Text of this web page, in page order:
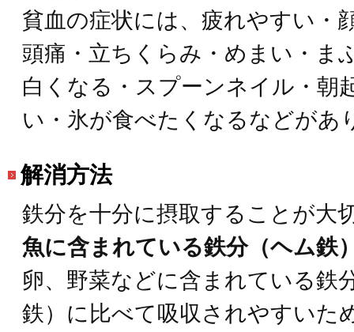
貧血の症状には、疲れやすい・
頭痛・立ちくらみ・めまい・ま
白くなる・スプーンネイル・朝
い・氷が食べたくなるなどがあ
解消方法
鉄分を十分に摂取することが大
魚に含まれている鉄分（ヘム鉄
卵、野菜などに含まれている鉄
鉄）に比べて吸収されやすいた